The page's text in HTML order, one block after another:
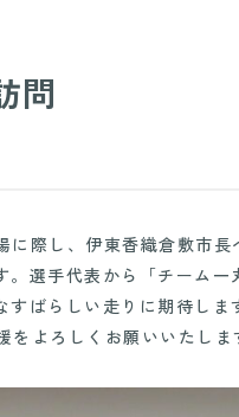
問
際し、伊東香織倉敷市
選手代表から「チーム
ばらしい走りに期待しま
よろしくお願いいたしま